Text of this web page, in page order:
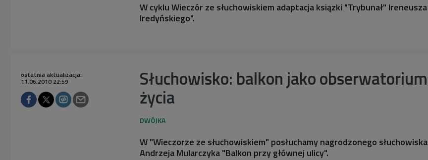
W cyklu Wieczór ze słuchowiskiem adaptacja ksiązki "Trybunał" Ireneusza
Iredyńskiego".
Słuchowisko: balkon jako obserwatorium
życia
ostatnia aktualizacja:
11.06.2010 22:59
W "Wieczorze ze słuchowiskiem" posłuchamy nagrodzonego słuchowiska
Andrzeja Mularczyka "Balkon przy głównej ulicy".